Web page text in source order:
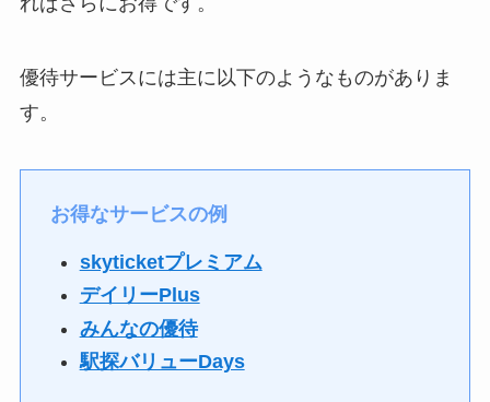
優待サービスには主に以下のようなものがありま
す。
お得なサービスの例
skyticketプレミアム
デイリーPlus
みんなの優待
駅探バリューDays